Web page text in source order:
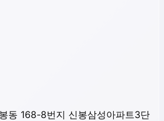
동 168-8번지 신봉삼성아파트3단